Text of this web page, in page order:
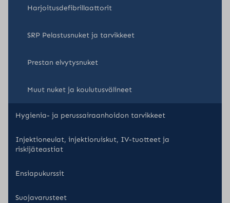
Harjoitusdefibrillaattorit
SRP Pelastusnuket ja tarvikkeet
Prestan elvytysnuket
Muut nuket ja koulutusvälineet
Hygienia- ja perussairaanhoidon tarvikkeet
Injektioneulat, injektioruiskut, IV-tuotteet ja
riskijäteastiat
Ensiapukurssit
Suojavarusteet